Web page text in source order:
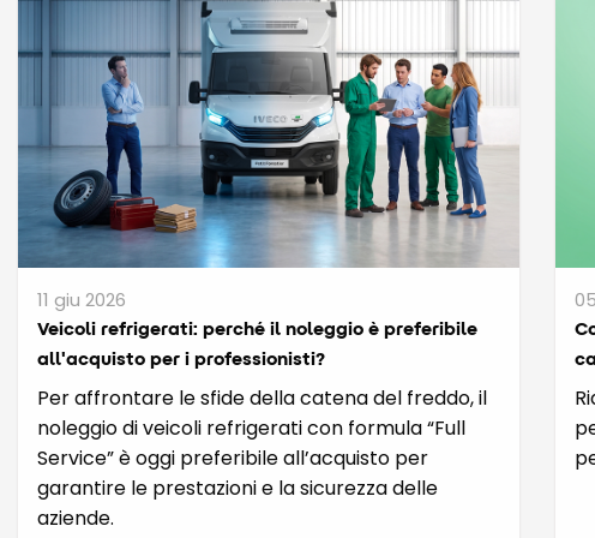
11 giu 2026
Veicoli refrigerati: perché il noleggio è preferibile
all'acquisto per i professionisti?
Per affrontare le sfide della catena del freddo, il
noleggio di veicoli refrigerati con formula “Full
Service” è oggi preferibile all’acquisto per
garantire le prestazioni e la sicurezza delle
aziende.